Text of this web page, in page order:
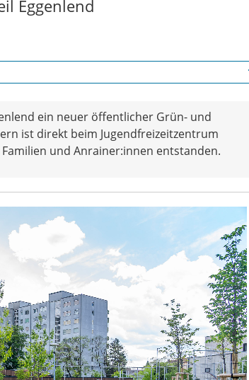
Eggenlend
ein neuer öffentlicher Grün- und
ist direkt beim Jugendfreizeitzentrum
und Anrainer:innen entstanden.